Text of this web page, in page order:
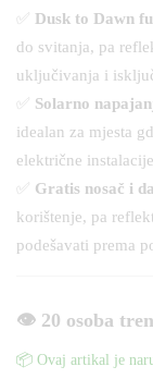
Dusk to Dawn
do svitanja, pa
uključivanja i
Solarno
idealan za mjesta
električne
Gratis nosač i
korištenje, pa
podešavati prema
👁️ 20 osoba
📦 Ovaj artikal je